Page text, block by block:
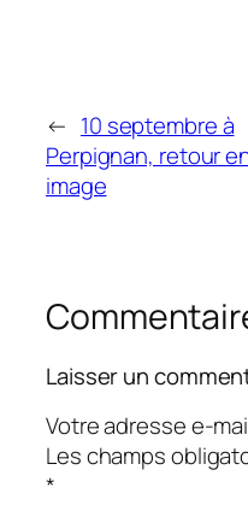
← 10 septembre à
Perpignan, retour
image
Laisser un
Votre adresse e-
Les champs
*